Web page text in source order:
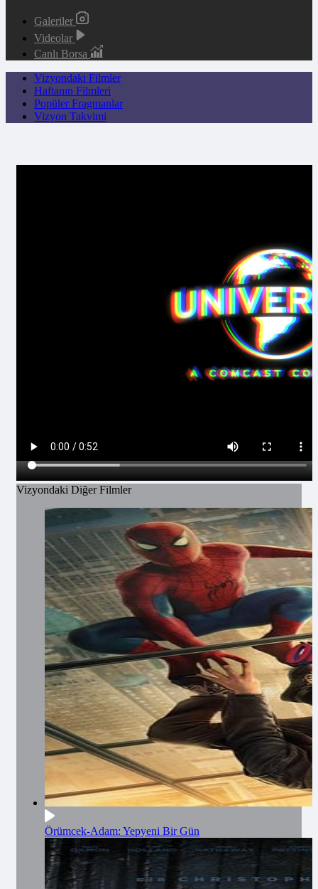
Galeriler
Videolar
Canlı Borsa
Vizyondaki Filmler
Haftanın Filmleri
Popüler Fragmanlar
Vizyon Takvimi
Vizyondaki Diğer Filmler
Örümcek-Adam: Yepyeni Bir Gün